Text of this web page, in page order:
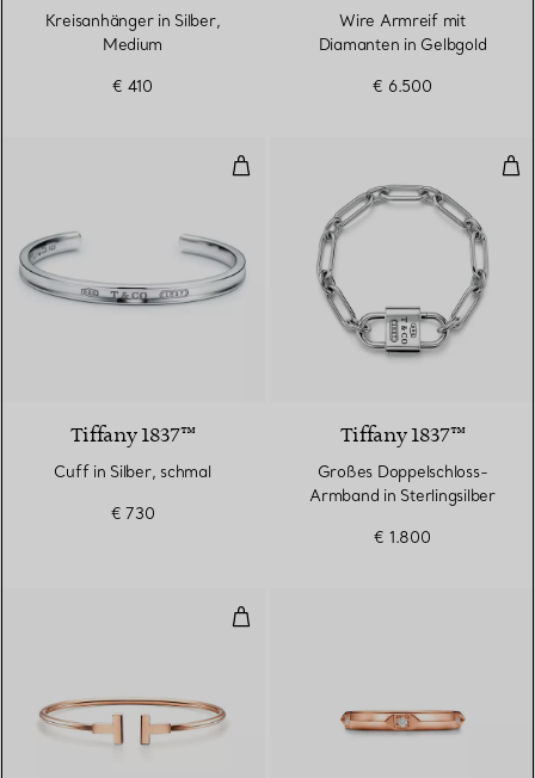
Kreisanhänger in Silber,
Medium
€ 410
Wire Armreif mit
Diamanten in Gelbgold
€ 6.500
Cuff in Silber, schmal
Tiffany 1837™
Cuff in Silber, schmal
€ 730
Tiffany 1837™
Großes Doppelschloss-
Armband in Sterlingsilber
€ 1.800
Wire Armreif in Roségold